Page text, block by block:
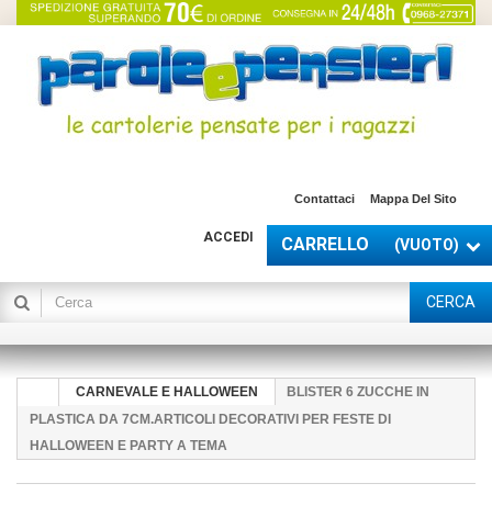
Contattaci Mappa Del Sito
CARRELLO (VUOTO)
ACCEDI
CERCA
CARNEVALE E HALLOWEEN
BLISTER 6 ZUCCHE IN
PLASTICA DA 7CM.ARTICOLI DECORATIVI PER FESTE DI
HALLOWEEN E PARTY A TEMA